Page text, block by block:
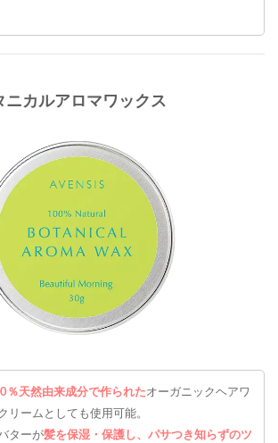
ニカルアロマワックス
％天然由来成分で作られたオーガニックヘアワ
リームとしても使用可能。
ターが髪を保湿・保護し、パサつき知らずのツ